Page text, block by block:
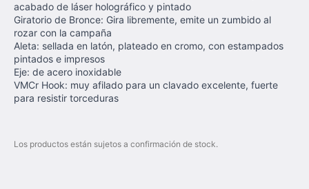
acabado de láser holográfico y pintado
Giratorio de Bronce: Gira libremente, emite un zumbido al
rozar con la campaña
Aleta: sellada en latón, plateado en cromo, con estampados
pintados e impresos
Eje: de acero inoxidable
VMCr Hook: muy afilado para un clavado excelente, fuerte
para resistir torceduras
Los productos están sujetos a confirmación de stock.